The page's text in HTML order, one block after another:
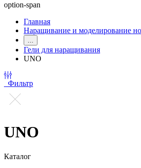
option-span
Главная
Наращивание и моделирование
...
Гели для наращивания
UNO
Фильтр
UNO
Каталог